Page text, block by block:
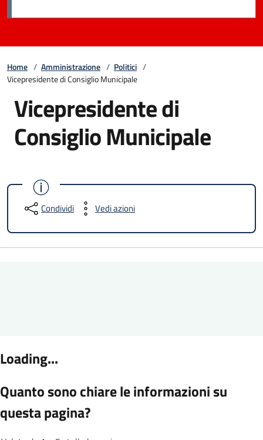
Home / Amministrazione / Politici /
Vicepresidente di Consiglio Municipale
Vicepresidente di
Consiglio Municipale
Condividi Vedi azioni